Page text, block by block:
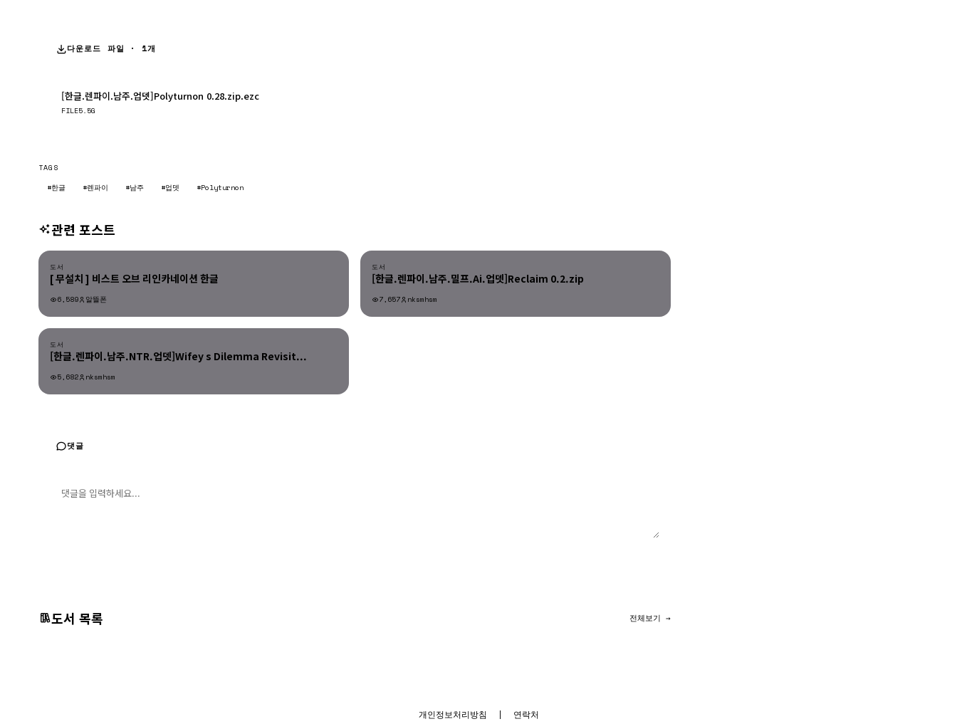
다운로드 파일 · 1개
[한글.렌파이.남주.업뎃]Polyturnon 0.28.zip.ezc
FILE5.5G
TAGS
#한글
#렌파이 #남주 #업뎃 #Polyturnon
관련 포스트
도서
도서
[ 무설치 ] 비스트 오브 리인카네이션 한글
6,589 알뜰폰
도서
도서
[한글.렌파이.남주.NTR.업뎃]Wifey s Dilemma Revisit...
5,682 nksmhsm
도서
도서
[한글.렌파이.남주.밀프.Ai.업뎃]Reclaim 0.2.zip
7,657 nksmhsm
댓글
도서 목록 전체보기 →
개인정보처리방침 | 연락처